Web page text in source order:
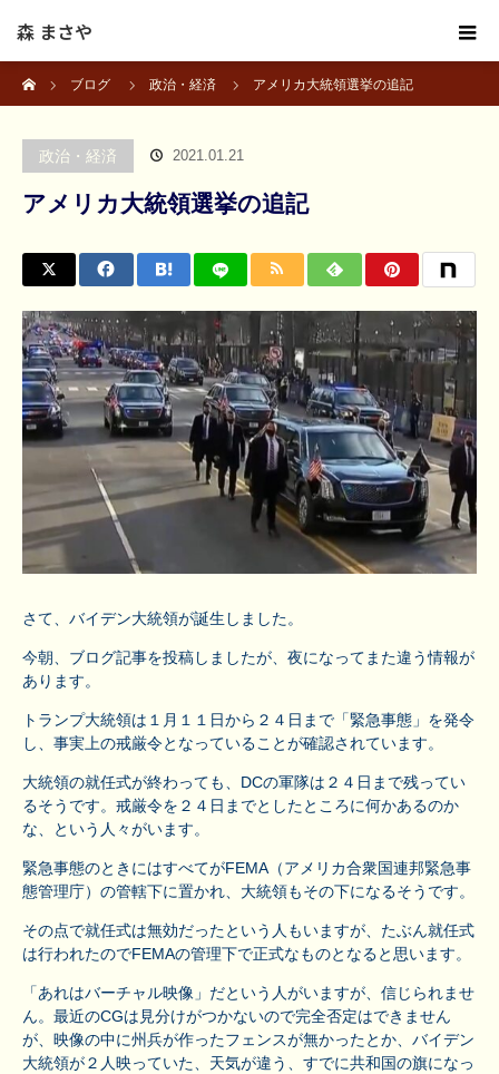
森 まさや
ブログ
政治・経済 アメリカ大統領選挙の追記
政治・経済 2021.01.21
アメリカ大統領選挙の追記
さて、バイデン大統領が誕生しました。
今朝、ブログ記事を投稿しましたが、夜になってまた違う情報が
あります。
トランプ大統領は１月１１日から２４日まで「緊急事態」を発令
し、事実上の戒厳令となっていることが確認されています。
大統領の就任式が終わっても、DCの軍隊は２４日まで残ってい
るそうです。戒厳令を２４日までとしたところに何かあるのか
な、という人々がいます。
緊急事態のときにはすべてがFEMA（アメリカ合衆国連邦緊急事
態管理庁）の管轄下に置かれ、大統領もその下になるそうです。
その点で就任式は無効だったという人もいますが、たぶん就任式
は行われたのでFEMAの管理下で正式なものとなると思います。
「あれはバーチャル映像」だという人がいますが、信じられませ
ん。最近のCGは見分けがつかないので完全否定はできません
が、映像の中に州兵が作ったフェンスが無かったとか、バイデン
大統領が２人映っていた、天気が違う、すでに共和国の旗になっ